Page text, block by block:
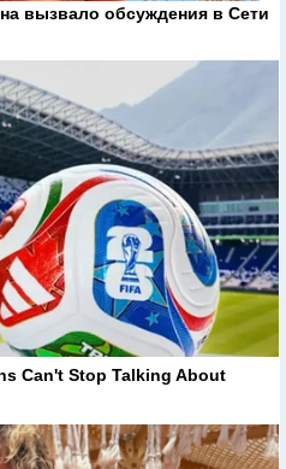
вызвало обсуждения в Сети
Can't Stop Talking About